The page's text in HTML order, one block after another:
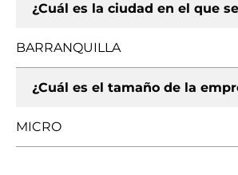
¿Cuál es la ciudad en el que
BARRANQUILLA
¿Cuál es el tamaño de la
MICRO